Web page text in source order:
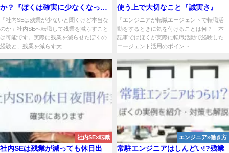
か？『ぼくは確実に少なくなっ
た』
「社内SEは残業が少ないと聞くけど本当な
のか」社内SEへ転職して残業を減らすこと
は可能です。実際に残業を減らせたぼくの
経験と、残業を減らす大...
使う上で大切なこと『誠実さ』
「エンジニアが転職エージェントで転職活
動をするときに気を付けることは何？」本
記事ではぼくが実際に転職活動で経験した
エージェント活用のポイント...
社内SE×転職
社内SEは残業が減っても休日出
エンジニア×働き方
常駐エンジニアはしんどい!?残業